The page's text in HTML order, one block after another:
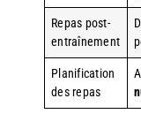
Repas post-
entraînement
Planification
des repas